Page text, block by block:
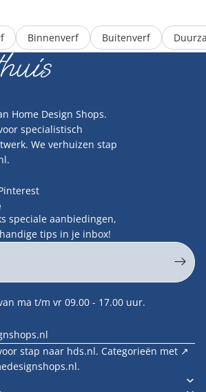
Binnenverf Buitenverf
Home Design Shops.
specialistisch
We verhuizen stap
speciale aanbiedingen,
tips in je inbox!
ma t/m vr 09.00 - 17.00 uur.
stap naar hds.nl. Categorieën met ↗︎